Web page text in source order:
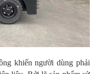
khiến người dùng phải